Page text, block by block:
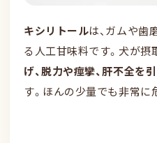
キシリトールは、ガムや歯
る人工甘味料です。犬が摂
げ、脱力や痙攣、肝不全を
す。ほんの少量でも非常に